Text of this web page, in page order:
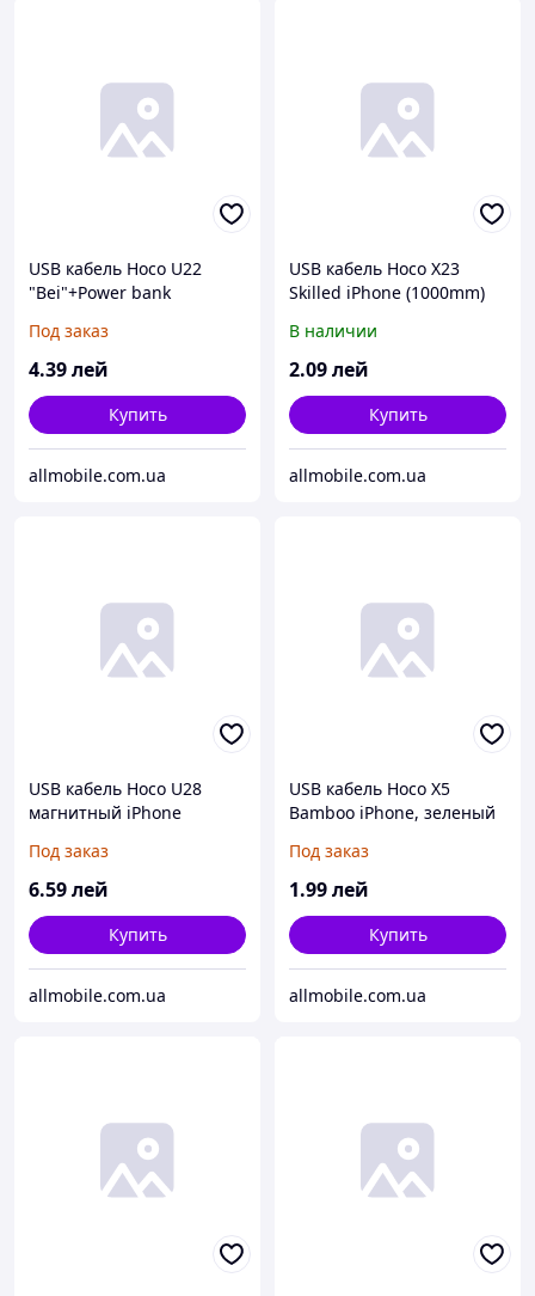
USB кабель Hoco U22
"Bei"+Power bank
Под заказ
4.39лей
Купить
allmobile.com.ua
USB кабель Hoco X23
Skilled iPhone (1000mm)
В наличии
2.09лей
Купить
allmobile.com.ua
USB кабель Hoco U28
магнитный iPhone
Под заказ
6.59лей
Купить
allmobile.com.ua
USB кабель Hoco X5
Bamboo iPhone, зеленый
Под заказ
1.99лей
Купить
allmobile.com.ua